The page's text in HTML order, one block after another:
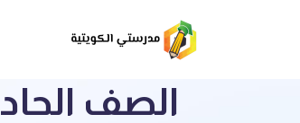
الصف